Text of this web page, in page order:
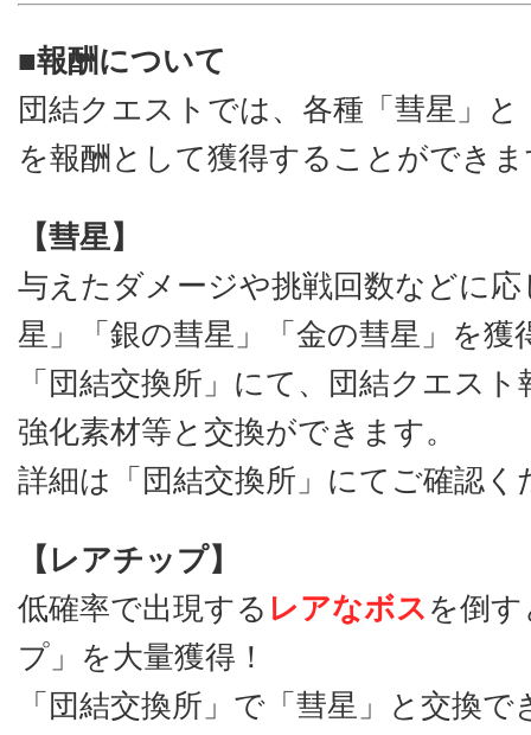
■報酬について
団結クエストでは、各種「彗星」
を報酬として獲得することができ
【彗星】
与えたダメージや挑戦回数などに
星」「銀の彗星」「金の彗星」を獲
「団結交換所」にて、団結クエス
強化素材等と交換ができます。
詳細は「団結交換所」にてご確認く
【レアチップ】
低確率で出現する レアなボス を倒
プ」を大量獲得！
「団結交換所」で「彗星」と交換